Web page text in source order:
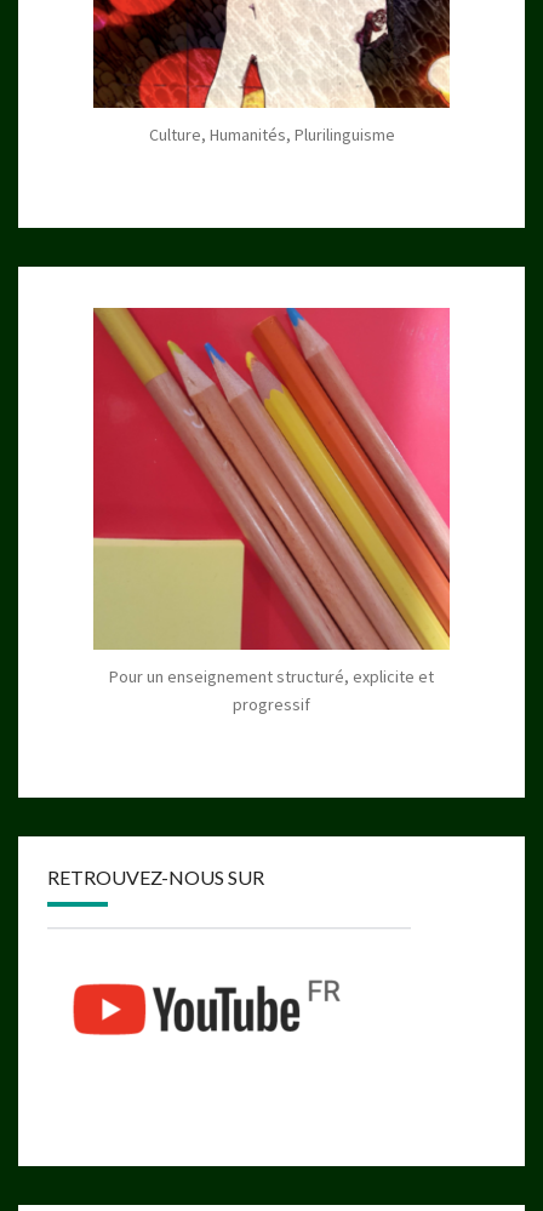
Culture, Humanités, Plurilinguisme
Pour un enseignement structuré, explicite et
progressif
RETROUVEZ-NOUS SUR